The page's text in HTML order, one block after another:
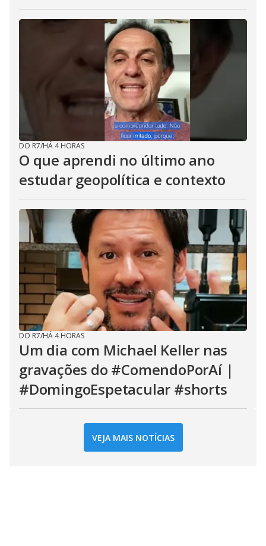
DO R7/HÁ 4 HORAS
O que aprendi no último ano
estudar geopolítica e contexto
DO R7/HÁ 4 HORAS
Um dia com Michael Keller nas
gravações do #ComendoPorAí |
#DomingoEspetacular #shorts
VEJA MAIS NOTÍCIAS